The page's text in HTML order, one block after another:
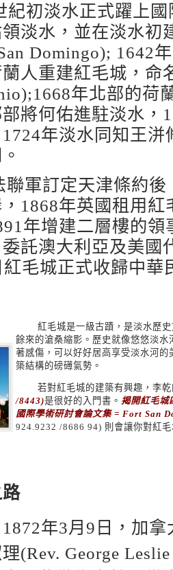
紀初淡水正式躍上
淡水，並在淡水初
Domingo); 1642
人重建紅毛城，命
年北部的荷
將何佑進駐淡水，
年淡水同知王
聯軍訂定天津條約
1868年英國租用
年增建二層樓的領
託澳大利亞及美國
紅毛城正式收歸中華
紅毛城是一級古蹟，是淡水歷
餘來的滄桑縮影。歷史就像悠悠淡
著感傷，可以好好居高享受淡水河
築結構的磅礡氣勢。
若對紅毛城的建築有興趣，李
/8443)是很好的入門書。 揭開紅毛城
國際學術研討會論文集 = Fort San
924.9232 /8686 94) 則會讓你對紅
3月9日，加拿
(Rev. George